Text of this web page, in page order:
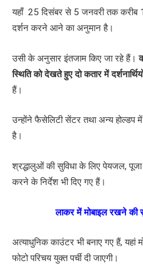
यहाँ 25 दिसंबर से 5 जनवरी तक
दर्शन करने आने का अनुमान है।
उसी के अनुसार इंतजाम किए जा रहे हैं।
स्थिति को देखते हुए दो कतार में
हैं।
उन्होंने फैसेलिटी सेंटर तथा अन्य होल्डप
है।
श्रद्धालुओं की सुविधा के लिए पेयजल,
करने के निर्देश भी दिए गए हैं।
लाकर में मोबाइल रखने की
अत्याधुनिक काउंटर भी बनाए गए हैं,
फोटो परिचय युक्त पर्ची दी जाएगी।